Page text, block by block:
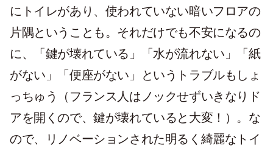
にトイレがあり、使われていない暗いフロアの
片隅ということも。それだけでも不安になるの
に、「鍵が壊れている」「水が流れない」「紙
がない」「便座がない」というトラブルもしょ
っちゅう（フランス人はノックせずいきなりド
アを開くので、鍵が壊れていると大変！）。な
ので、リノベーションされた明るく綺麗なトイ